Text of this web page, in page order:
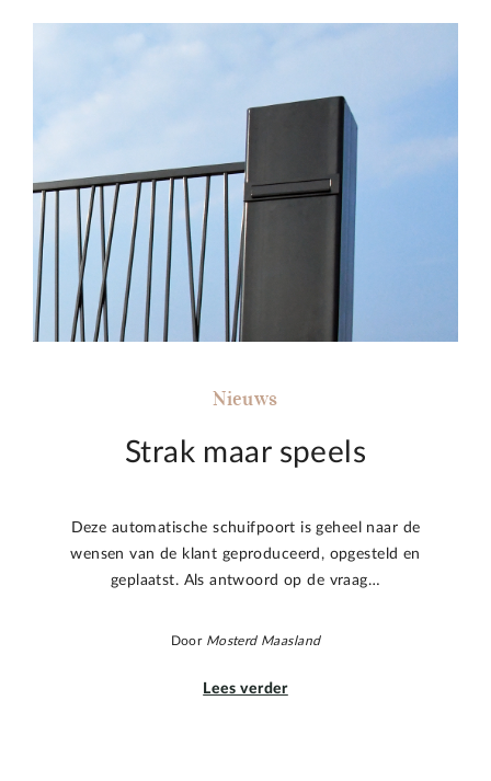
Nieuws
Strak maar speels
Deze automatische schuifpoort is geheel naar de
wensen van de klant geproduceerd, opgesteld en
geplaatst. Als antwoord op de vraag…
Door Mosterd Maasland
Lees verder